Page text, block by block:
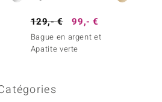
129,- € 99,- €
Bague en argent et
Apatite verte